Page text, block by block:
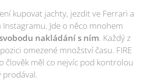
kupovat jachty, jezdit ve Ferrari a
Jde o něco mnohem
nakládání s ním. Každý z
omezené množství času. FIRE
člověk měl co nejvíc pod kontrolou
prodával.